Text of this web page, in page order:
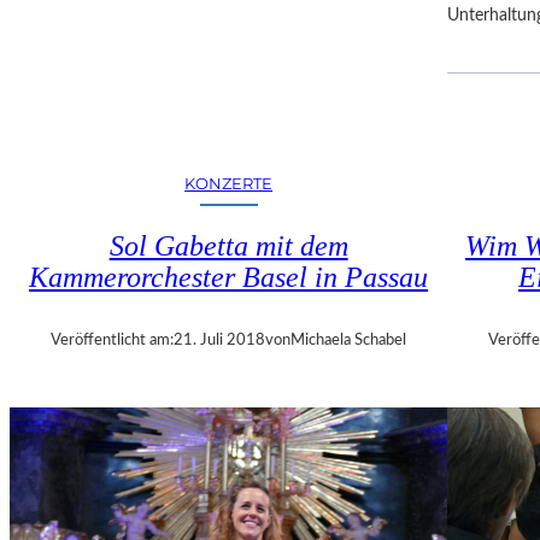
R
E
L
E
KONZERTE
Sol Gabetta mit dem
Kammerorchester Basel in Passau
Veröffentlicht am:21. Juli 2018vonMichaela Schabel
Wim